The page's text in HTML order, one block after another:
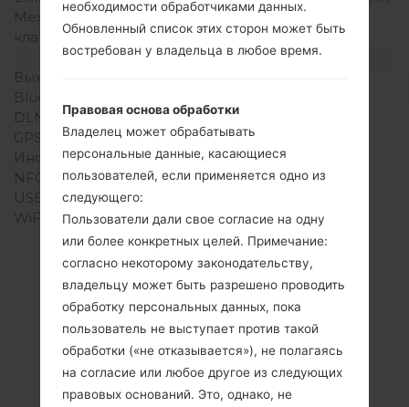
Механическая
клавиатура
Есть
Интерфейсы
Выход для аудио
Bluetooth
DLNA
Нет
GPS
-
Инфракрасный порт
Нет
NFC
Нет
USB
WiFi
-
Прошивки
LGMT310(LGMT310)
akaLG Helix
необходимости обработчиками данных.
Обновленный список этих сторон может быть
востребован у владельца в любое время.
Правовая основа обработки
Владелец может обрабатывать
персональные данные, касающиеся
пользователей, если применяется одно из
следующего:
Пользователи дали свое согласие на одну
или более конкретных целей. Примечание:
согласно некоторому законодательству,
владельцу может быть разрешено проводить
обработку персональных данных, пока
пользователь не выступает против такой
обработки («не отказывается»), не полагаясь
на согласие или любое другое из следующих
правовых оснований. Это, однако, не